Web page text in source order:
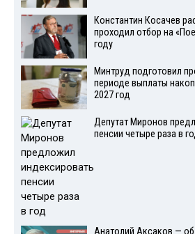
Константин Косачев
проходил отбор на
году
Минтруд подготовил
периоде выплаты
2027 год
Депутат Миронов
пенсии четыре раза в
Анатолий Аксаков — об